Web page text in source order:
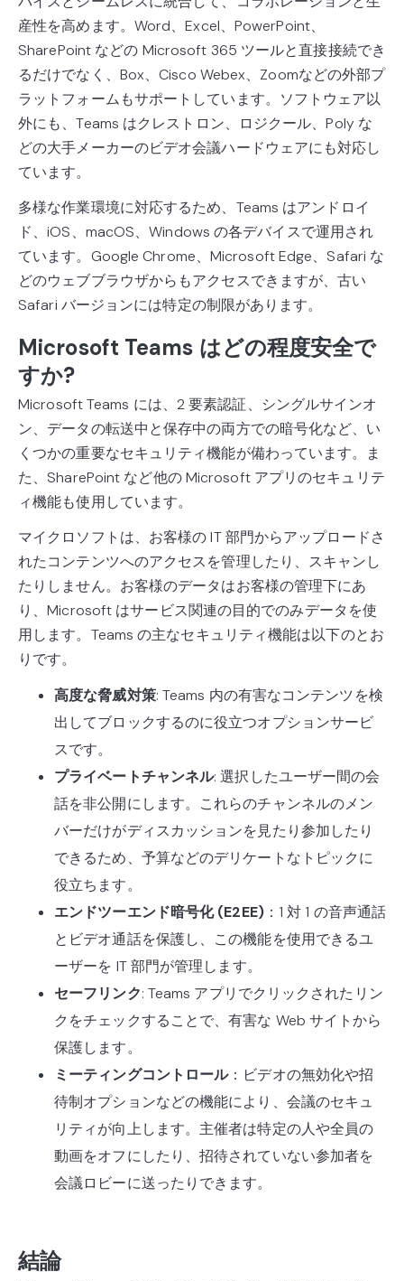
産性を高めます。Word、Excel、PowerPoint、
SharePoint などの Microsoft 365 ツールと直接接続でき
るだけでなく、Box、Cisco Webex、Zoomなどの外部プ
ラットフォームもサポートしています。ソフトウェア以
外にも、Teams はクレストロン、ロジクール、Poly な
どの大手メーカーのビデオ会議ハードウェアにも対応し
ています。
多様な作業環境に対応するため、Teams はアンドロイ
ド、iOS、macOS、Windows の各デバイスで運用され
ています。Google Chrome、Microsoft Edge、Safari な
どのウェブブラウザからもアクセスできますが、古い
Safari バージョンには特定の制限があります。
Microsoft Teams はどの程度安全で
すか?
Microsoft Teams には、2 要素認証、シングルサインオ
ン、データの転送中と保存中の両方での暗号化など、い
くつかの重要なセキュリティ機能が備わっています。ま
た、SharePoint など他の Microsoft アプリのセキュリテ
ィ機能も使用しています。
マイクロソフトは、お客様の IT 部門からアップロードさ
れたコンテンツへのアクセスを管理したり、スキャンし
たりしません。お客様のデータはお客様の管理下にあ
り、Microsoft はサービス関連の目的でのみデータを使
用します。Teams の主なセキュリティ機能は以下のとお
りです。
高度な脅威対策: Teams 内の有害なコンテンツを検
出してブロックするのに役立つオプションサービ
スです。
プライベートチャンネル: 選択したユーザー間の会
話を非公開にします。これらのチャンネルのメン
バーだけがディスカッションを見たり参加したり
できるため、予算などのデリケートなトピックに
役立ちます。
エンドツーエンド暗号化 (E2EE)：1 対 1 の音声通話
とビデオ通話を保護し、この機能を使用できるユ
ーザーを IT 部門が管理します。
セーフリンク: Teams アプリでクリックされたリン
クをチェックすることで、有害な Web サイトから
保護します。
ミーティングコントロール：ビデオの無効化や招
待制オプションなどの機能により、会議のセキュ
リティが向上します。主催者は特定の人や全員の
動画をオフにしたり、招待されていない参加者を
会議ロビーに送ったりできます。
結論